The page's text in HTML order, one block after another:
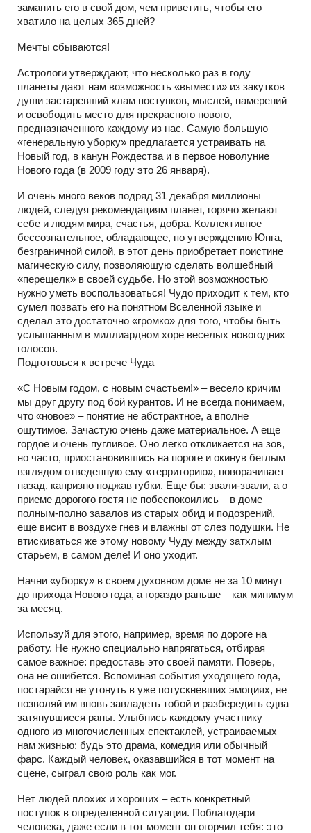
заманить его в свой дом, чем приветить, чтобы его
хватило на целых 365 дней?
Мечты сбываются!
Астрологи утверждают, что несколько раз в году
планеты дают нам возможность «вымести» из закутков
души застаревший хлам поступков, мыслей, намерений
и освободить место для прекрасного нового,
предназначенного каждому из нас. Самую большую
«генеральную уборку» предлагается устраивать на
Новый год, в канун Рождества и в первое новолуние
Нового года (в 2009 году это 26 января).
И очень много веков подряд 31 декабря миллионы
людей, следуя рекомендациям планет, горячо желают
себе и людям мира, счастья, добра. Коллективное
бессознательное, обладающее, по утверждению Юнга,
безграничной силой, в этот день приобретает поистине
магическую силу, позволяющую сделать волшебный
«перещелк» в своей судьбе. Но этой возможностью
нужно уметь воспользоваться! Чудо приходит к тем, кто
сумел позвать его на понятном Вселенной языке и
сделал это достаточно «громко» для того, чтобы быть
услышанным в миллиардном хоре веселых новогодних
голосов.
Подготовься к встрече Чуда
«С Новым годом, с новым счастьем!» – весело кричим
мы друг другу под бой курантов. И не всегда понимаем,
что «новое» – понятие не абстрактное, а вполне
ощутимое. Зачастую очень даже материальное. А еще
гордое и очень пугливое. Оно легко откликается на зов,
но часто, приостановившись на пороге и окинув беглым
взглядом отведенную ему «территорию», поворачивает
назад, капризно поджав губки. Еще бы: звали-звали, а о
приеме дорогого гостя не побеспокоились – в доме
полным-полно завалов из старых обид и подозрений,
еще висит в воздухе гнев и влажны от слез подушки. Не
втискиваться же этому новому Чуду между затхлым
старьем, в самом деле! И оно уходит.
Начни «уборку» в своем духовном доме не за 10 минут
до прихода Нового года, а гораздо раньше – как минимум
за месяц.
Используй для этого, например, время по дороге на
работу. Не нужно специально напрягаться, отбирая
самое важное: предоставь это своей памяти. Поверь,
она не ошибется. Вспоминая события уходящего года,
постарайся не утонуть в уже потускневших эмоциях, не
позволяй им вновь завладеть тобой и разбередить едва
затянувшиеся раны. Улыбнись каждому участнику
одного из многочисленных спектаклей, устраиваемых
нам жизнью: будь это драма, комедия или обычный
фарс. Каждый человек, оказавшийся в тот момент на
сцене, сыграл свою роль как мог.
Нет людей плохих и хороших – есть конкретный
поступок в определенной ситуации. Поблагодари
человека, даже если в тот момент он огорчил тебя: это